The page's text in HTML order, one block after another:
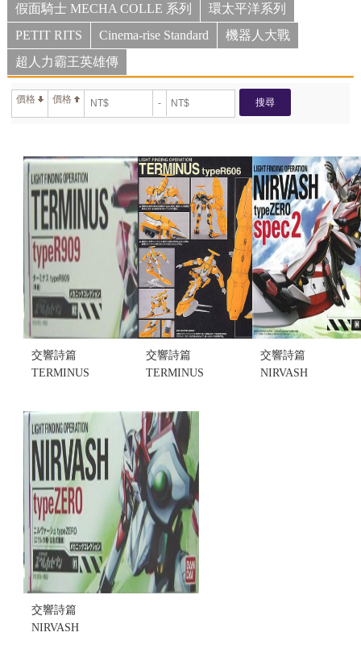
假面騎士 MECHA COLLE 系列
環太平洋系列
PETIT RITS
Cinema-rise Standard
機器人大戰
超人力霸王英雄傳
價格 價格 - 搜尋
交響詩篇
TERMINUS
挑盒況)(售完
缺貨...
售價:0
交響詩篇
TERMINUS
挑盒況)(售完
缺貨...
售價:0
交響詩篇
NIRVASH
交響詩篇
NIRVASH